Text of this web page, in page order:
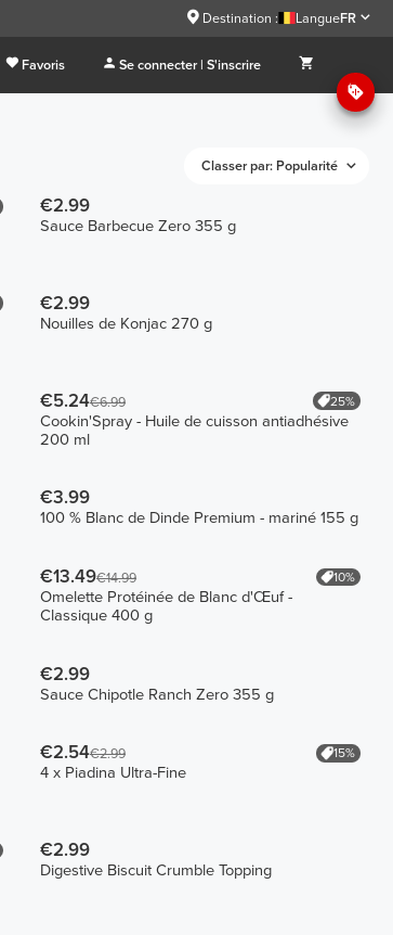
Destination : LangueFR
Favoris Se connecter | S'inscrire
Classer par: Popularité
€2.99
Sauce Barbecue Zero 355 g
€2.99
Nouilles de Konjac 270 g
€5.24€6.99 25%
Cookin'Spray - Huile de cuisson antiadhésive
200 ml
€3.99
100 % Blanc de Dinde Premium - mariné 155 g
€13.49€14.99 10%
Omelette Protéinée de Blanc d'Œuf -
Classique 400 g
€2.99
Sauce Chipotle Ranch Zero 355 g
€2.54€2.99 15%
4 x Piadina Ultra-Fine
€2.99
Digestive Biscuit Crumble Topping